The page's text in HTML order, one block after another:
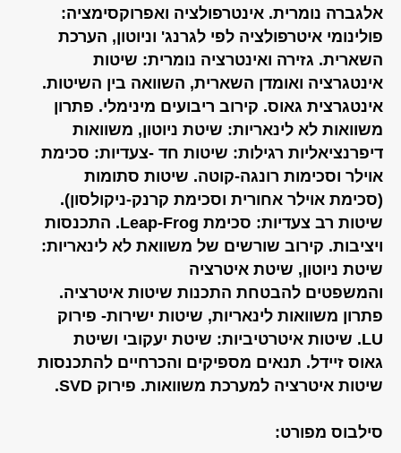
אלגברה נומרית. אינטרפולציה ואפרוקסימציה:
פולינומי איטרפולציה לפי לגרנג' וניוטון, הערכת
השארית. גזירה ואינטרציה נומרית: שיטות
אינטגרציה ואומדן השארית, השוואה בין השיטות.
אינטגרצית גאוס. קירוב ריבועים מינימלי. פתרון
משוואות לא לינאריות: שיטת ניוטון, משוואות
דיפרנציאליות רגילות: שיטות חד -צעדיות: סכימת
אוילר וסכימות רונגה-קוטה. שיטות סתומות
(סכימת אוילר אחורית וסכימת קרנק-ניקולסון).
שיטות רב צעדיות: סכימת Leap-Frog. התכנסות
ויציבות. קירוב שורשים של משוואת לא לינאריות:
שיטת ניוטון, שיטת איטרציה
והמשפטים להבטחת התכנות שיטות איטרציה.
פתרון משוואות לינאריות, שיטות ישירות- פירוק
LU. שיטות איטרטיביות: שיטת יעקובי ושיטת
גאוס זיידל. תנאים מספיקים והכרחיים להתכנסות
שיטות איטרציה למערכת משוואות. פירוק SVD.
סילבוס מפורט: